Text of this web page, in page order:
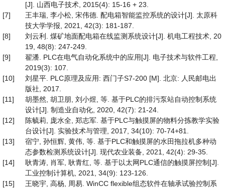
[J]. 山西电子技术, 2015(4): 15-16 + 23.
[7]
王丰瑞, 李小松, 宋伟德. 配电箱智能监控系统的设计[J]. 太原科
技大学学报, 2021, 42(3): 181-187.
[8]
刘云利. 煤矿地面配电箱在线监测系统设计[J]. 机电工程技术, 20
19, 48(8): 247-249.
[9]
翟潘. PLC在电气自动化系统中的应用[J]. 电子技术与软件工程,
2019(3): 107.
[10]
刘星平. PLC原理及应用: 西门子S7-200 [M]. 北京: 人民邮电出
版社, 2017.
[11]
胡墨然, 胡卫朋, 刘小煜, 等. 基于PLC的排污泵站自动控制系统
设计[J]. 制造业自动化, 2020, 42(7): 21-24.
[12]
陈毓莉, 庞水全, 郑志军. 基于PLC与触摸屏的物料分拣教学实验
台设计[J]. 实验技术与管理, 2017, 34(10): 70-74+81.
[13]
宿宁, 孙恒辉, 黄伟, 等. 基于PLC和触摸屏的水田拖拉机多种动
态参数检测系统设计[J]. 现代农业装备, 2021, 42(4): 29-35.
[14]
耿青涛, 肖军, 耿青红, 等. 基于以太网PLC通信的触摸屏控制[J].
工业控制计算机, 2021, 34(9): 123-126.
[15]
王晓宇, 高杨, 周易. WinCC flexible组态软件在轴承试验控制系